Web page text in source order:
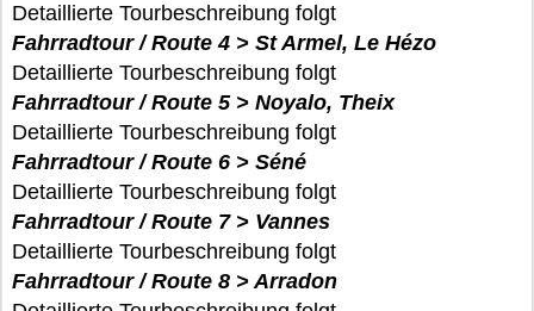
Detaillierte Tourbeschreibung folgt
Fahrradtour / Route 4 > St Armel, Le Hézo
Detaillierte Tourbeschreibung folgt
Fahrradtour / Route 5 > Noyalo, Theix
Detaillierte Tourbeschreibung folgt
Fahrradtour / Route 6 > Séné
Detaillierte Tourbeschreibung folgt
Fahrradtour / Route 7 > Vannes
Detaillierte Tourbeschreibung folgt
Fahrradtour / Route 8 > Arradon